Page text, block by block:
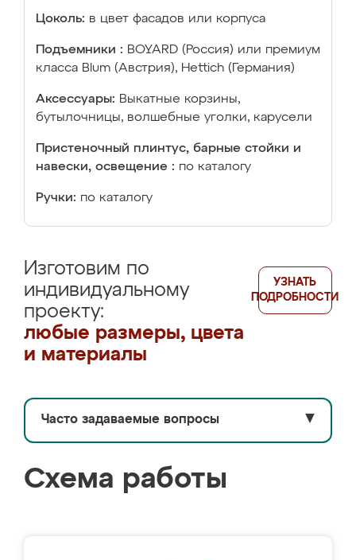
Цоколь: в цвет фасадов или корпуса
Подъемники : BOYARD (Россия) или премиум
класса Blum (Австрия), Hettich (Германия)
Аксессуары: Выкатные корзины,
бутылочницы, волшебные уголки, карусели
Пристеночный плинтус, барные стойки и
навески, освещение : по каталогу
Ручки: по каталогу
Изготовим по
индивидуальному
проекту:
любые размеры, цвета
и материалы
УЗНАТЬ
ПОДРОБНОСТИ
Часто задаваемые вопросы ▼
Схема работы